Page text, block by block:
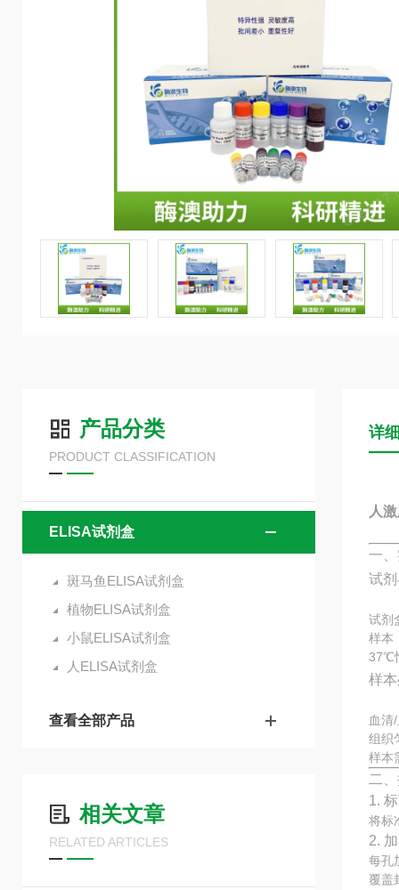
产品分类
PRODUCT CLASSIFICATION
ELISA试剂盒
斑马鱼ELISA试剂盒
植物ELISA试剂盒
小鼠ELISA试剂盒
人ELISA试剂盒
查看全部产品
相关文章
RELATED ARTICLES
详
人
一
试
试剂
样本
37℃
样
血清
组织
样本
二
1.
将标
2.
每孔
覆盖